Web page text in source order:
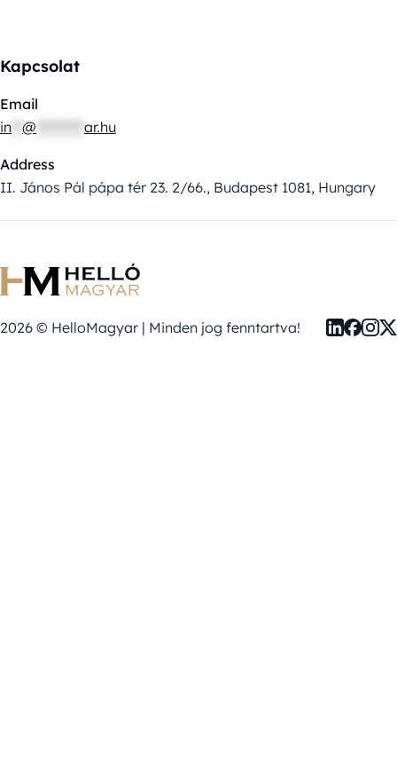
Kapcsolat
Email
in @ ar.hu
Address
II. János Pál pápa tér 23. 2/66., Budapest 1081, Hungary
2026 © HelloMagyar | Minden jog fenntartva!